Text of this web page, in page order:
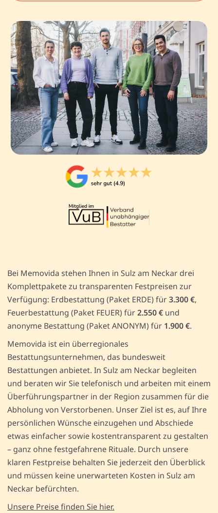
Bei Memovida stehen Ihnen in Sulz am Neckar drei
Komplettpakete zu transparenten Festpreisen zur
Verfügung: Erdbestattung (Paket ERDE) für3.300 €,
Feuerbestattung (Paket FEUER) für2.550 € und
anonyme Bestattung (Paket ANONYM) für 1.900 €.
Memovida ist ein überregionales
Bestattungsunternehmen, das bundesweit
Bestattungen anbietet. In Sulz am Neckar begleiten
und beraten wir Sie telefonisch und arbeiten mit einem
Überführungspartner in der Region zusammen für die
Abholung von Verstorbenen. Unser Ziel ist es, auf Ihre
persönlichen Wünsche einzugehen und Abschiede
etwas einfacher sowie kostentransparent zu gestalten
– ganz ohne festgefahrene Rituale. Durch unsere
klaren Festpreise behalten Sie jederzeit den Überblick
und müssen keine unerwarteten Kosten in Sulz am
Neckar befürchten.
Unsere Preise finden Sie hier.